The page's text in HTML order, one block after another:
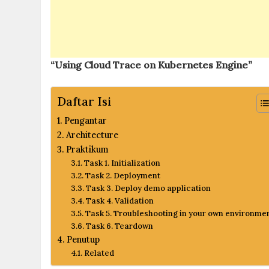
“Using Cloud Trace on Kubernetes Engine”
Daftar Isi
Pengantar
Architecture
Praktikum
Task 1. Initialization
Task 2. Deployment
Task 3. Deploy demo application
Task 4. Validation
Task 5. Troubleshooting in your own
Task 6. Teardown
Penutup
Related